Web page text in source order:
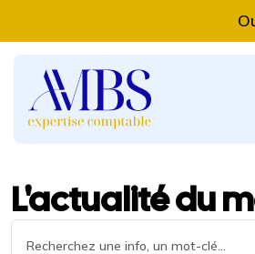
L'actualité du